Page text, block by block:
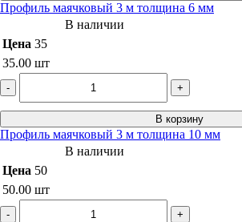
Профиль маячковый 3 м толщина 6 мм
В наличии
Цена 35
35.00 шт
- +
В корзину
Профиль маячковый 3 м толщина 10 мм
В наличии
Цена 50
50.00 шт
- +